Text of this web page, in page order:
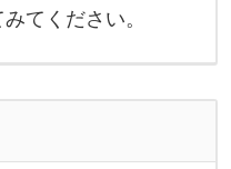
てください。